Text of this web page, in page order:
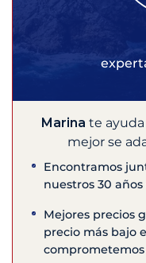
Marina te
mejor se
Encontramos
nuestros 30
Mejores precios
precio más bajo